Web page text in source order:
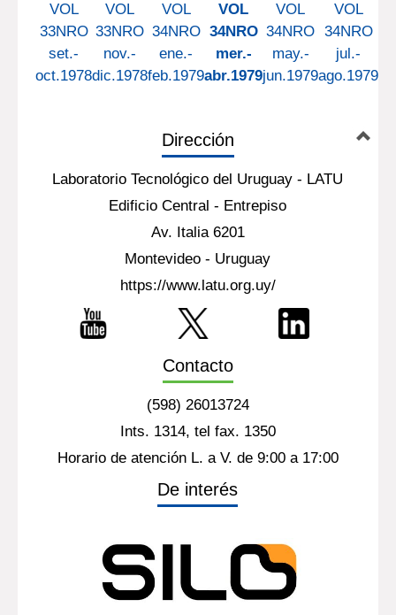
VOL
33NRO
set.-
oct.1978
VOL
33NRO
nov.-
dic.1978
VOL
34NRO
ene.-
feb.1979
VOL
34NRO
mer.-
abr.1979
VOL
34NRO
may.-
jun.1979
VOL
34NRO
jul.-
ago.1979
Dirección
Laboratorio Tecnológico del Uruguay - LATU
Edificio Central - Entrepiso
Av. Italia 6201
Montevideo - Uruguay
https://www.latu.org.uy/
Contacto
(598) 26013724
Ints. 1314, tel fax. 1350
Horario de atención L. a V. de 9:00 a 17:00
De interés